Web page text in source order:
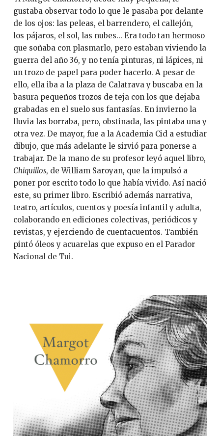
gustaba observar todo lo que le pasaba por delante
de los ojos: las peleas, el barrendero, el callejón,
los pájaros, el sol, las nubes... Era todo tan hermoso
que soñaba con plasmarlo, pero estaban viviendo la
guerra del año 36, y no tenía pinturas, ni lápices, ni
un trozo de papel para poder hacerlo. A pesar de
ello, ella iba a la plaza de Calatrava y buscaba en la
basura pequeños trozos de teja con los que dejaba
grabadas en el suelo sus fantasías. En invierno la
lluvia las borraba, pero, obstinada, las pintaba una y
otra vez. De mayor, fue a la Academia Cid a estudiar
dibujo, que más adelante le sirvió para ponerse a
trabajar. De la mano de su profesor leyó aquel libro,
Chiquillos, de William Saroyan, que la impulsó a
poner por escrito todo lo que había vivido. Así nació
este, su primer libro. Escribió además narrativa,
teatro, artículos, cuentos y poesía infantil y adulta,
colaborando en ediciones colectivas, periódicos y
revistas, y ejerciendo de cuentacuentos. También
pintó óleos y acuarelas que expuso en el Parador
Nacional de Tui.